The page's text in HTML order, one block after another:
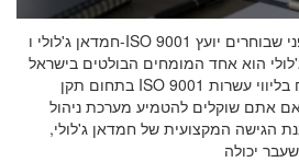
חמדאן ג'לולי ו-ISO 9001 ב-2026: מה חובה לדעת לפני שבוחרים יועץ
הוא אחד המומחים הבולטים בישראל
בתחום תקן ISO 9001 וניהול איכות, עם ניסיון מוכח בליווי עשרות
אתם שוקלים להטמיע מערכת ניהול
בעסקכם ב-2025, הבנת הגישה המקצועית של חמדאן ג'לולי,